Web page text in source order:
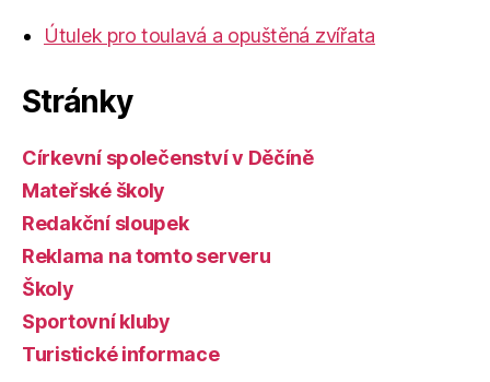
Útulek pro toulavá a opuštěná zvířata
Stránky
Církevní společenství v Děčíně
Mateřské školy
Redakční sloupek
Reklama na tomto serveru
Školy
Sportovní kluby
Turistické informace